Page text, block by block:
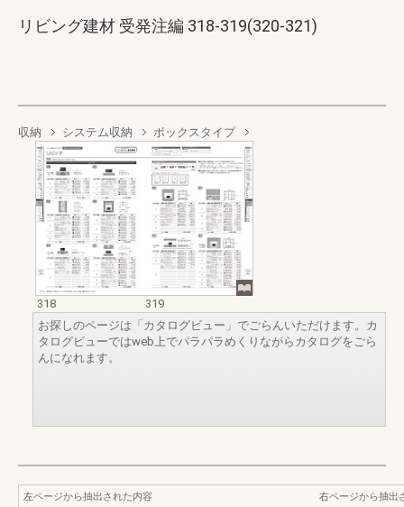
リビング建材 受発注編 318-319(320-321)
収納 システム収納 ボックスタイプ
318
319
お探しのページは「カタログビュー」でごらんいただけます。カ
タログビューではweb上でパラパラめくりながらカタログをごら
んになれます。
左ページから抽出された内容
右ページから抽出